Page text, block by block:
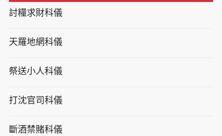
討糧求財科儀
天羅地網科儀
祭送小人科儀
打沈官司科儀
斷酒禁賭科儀